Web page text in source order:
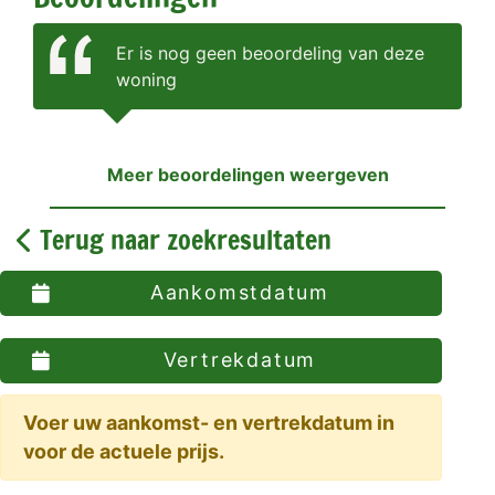
Er is nog geen beoordeling van deze
woning
Meer beoordelingen weergeven
Terug naar zoekresultaten
Aankomstdatum
Vertrekdatum
Voer uw aankomst- en vertrekdatum in
voor de actuele prijs.